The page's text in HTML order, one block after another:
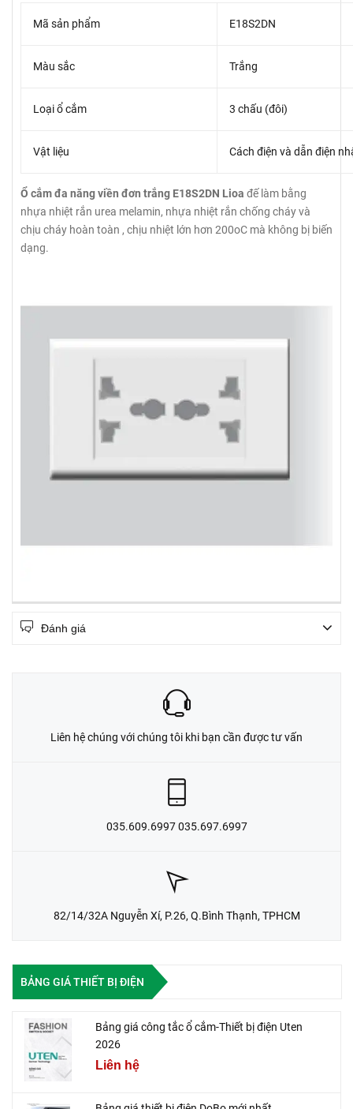
Mã sản phẩm E18S2DN
Màu sắc Trắng
Loại ổ cắm 3 chấu (đôi)
Vật liệu Cách điện và dẫn điện
Ổ cắm đa năng viền đơn trắng E18S2DN Lioa đế làm bằng
nhựa nhiệt rắn urea melamin, nhựa nhiệt rắn chống cháy và
chịu cháy hoàn toàn , chịu nhiệt lớn hơn 200oC mà không bị biến
dạng.
Đánh giá
Liên hệ chúng với chúng tôi khi bạn cần được tư vấn
035.609.6997 035.697.6997
82/14/32A Nguyễn Xí, P.26, Q.Bình Thạnh, TPHCM
BẢNG GIÁ THIẾT BỊ ĐIỆN
Bảng giá công tắc ổ cắm-Thiết bị điện Uten
2026
Liên hệ